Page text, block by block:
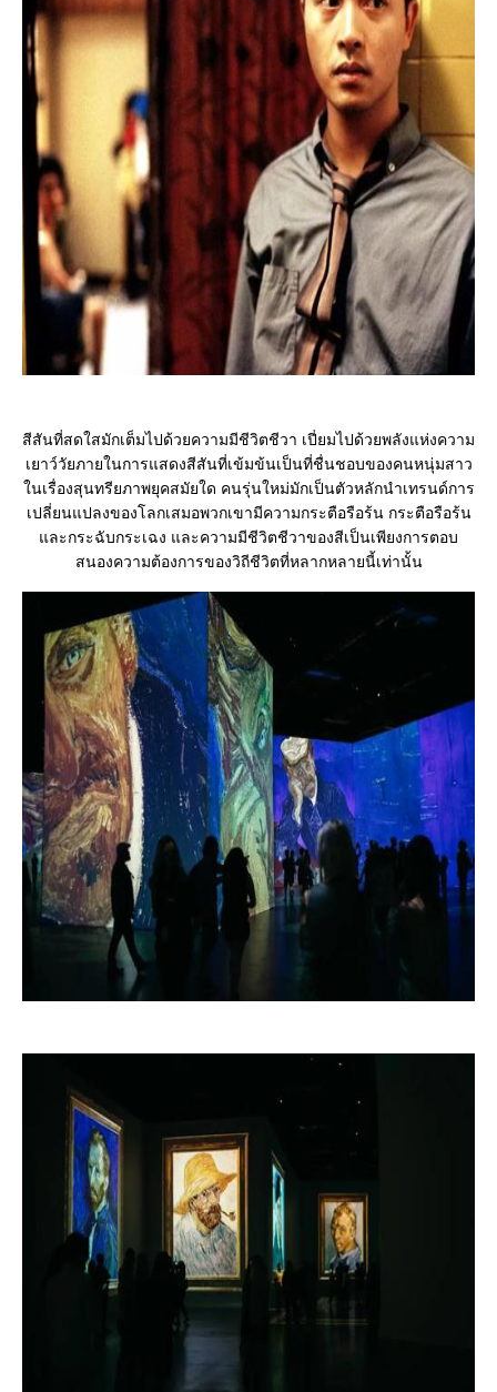
สีสันที่สดใสมักเต็มไปด้วยความมีชีวิตชีวา เปี่ยมไปด้วยพลังแห่งความ
เยาว์วัยภายในการแสดงสีสันที่เข้มข้นเป็นที่ชื่นชอบของคนหนุ่มสาว
ในเรื่องสุนทรียภาพยุคสมัยใด คนรุ่นใหม่มักเป็นตัวหลักนำเทรนด์การ
เปลี่ยนแปลงของโลกเสมอพวกเขามีความกระตือรือร้น กระตือรือร้น
และกระฉับกระเฉง และความมีชีวิตชีวาของสีเป็นเพียงการตอบ
สนองความต้องการของวิถีชีวิตที่หลากหลายนี้เท่านั้น